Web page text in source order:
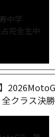
】
クラス決勝